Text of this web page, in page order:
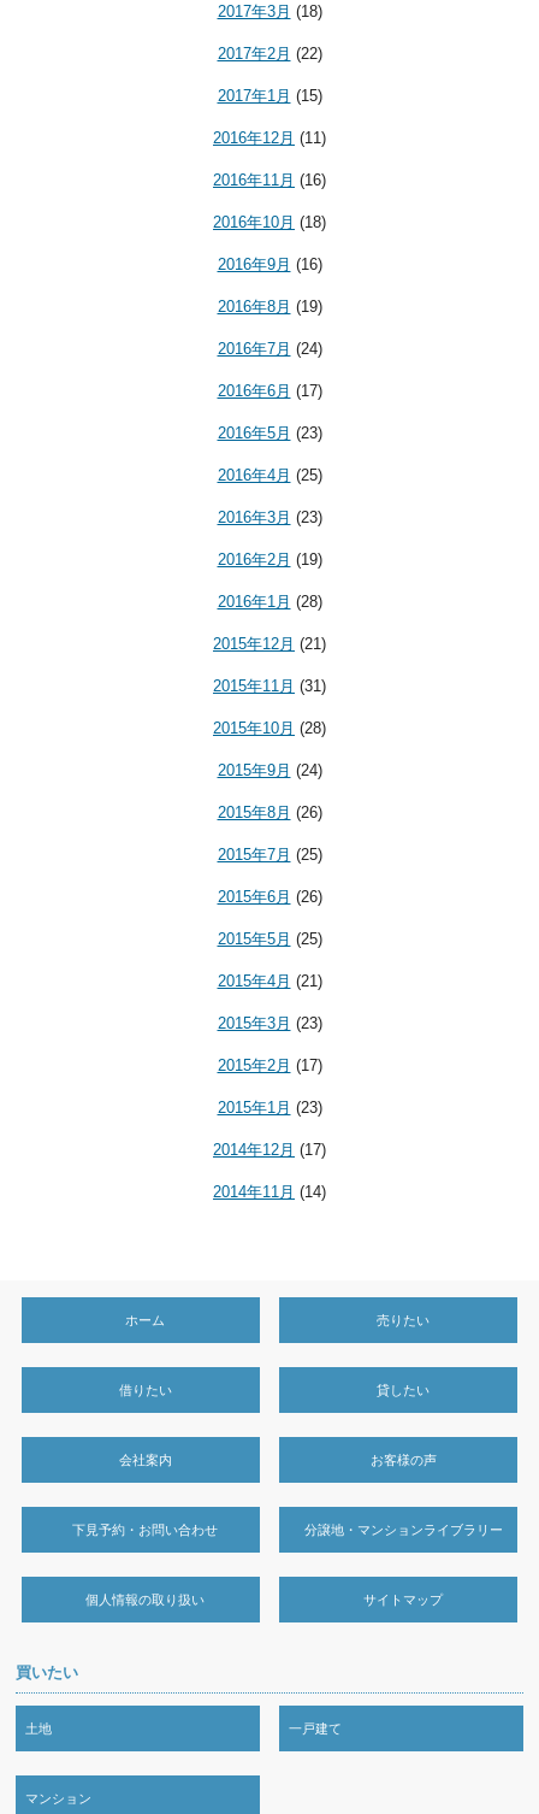
2017年3月 (18)
2017年2月 (22)
2017年1月 (15)
2016年12月 (11)
2016年11月 (16)
2016年10月 (18)
2016年9月 (16)
2016年8月 (19)
2016年7月 (24)
2016年6月 (17)
2016年5月 (23)
2016年4月 (25)
2016年3月 (23)
2016年2月 (19)
2016年1月 (28)
2015年12月 (21)
2015年11月 (31)
2015年10月 (28)
2015年9月 (24)
2015年8月 (26)
2015年7月 (25)
2015年6月 (26)
2015年5月 (25)
2015年4月 (21)
2015年3月 (23)
2015年2月 (17)
2015年1月 (23)
2014年12月 (17)
2014年11月 (14)
ホーム 売りたい
借りたい 貸したい
会社案内 お客様の声
下見予約・お問い合わせ 分譲地・マンションライブラリー
個人情報の取り扱い サイトマップ
買いたい
土地 一戸建て
マンション